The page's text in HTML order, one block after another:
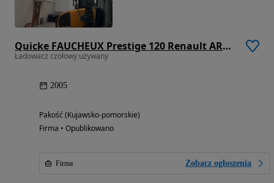
Quicke FAUCHEUX Prestige 120 Renault ARES/TEMIS Oryginał Jak nowy
Ładowacz czołowy używany
2005
Pakość (Kujawsko-pomorskie)
Firma • Opublikowano
Firma Zobacz ogłoszenia